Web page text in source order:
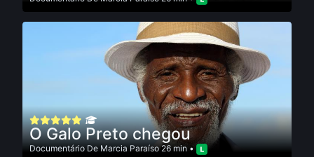
O Galo Preto chegou
DocumentárioDeMarcia Paraí­so26 min •